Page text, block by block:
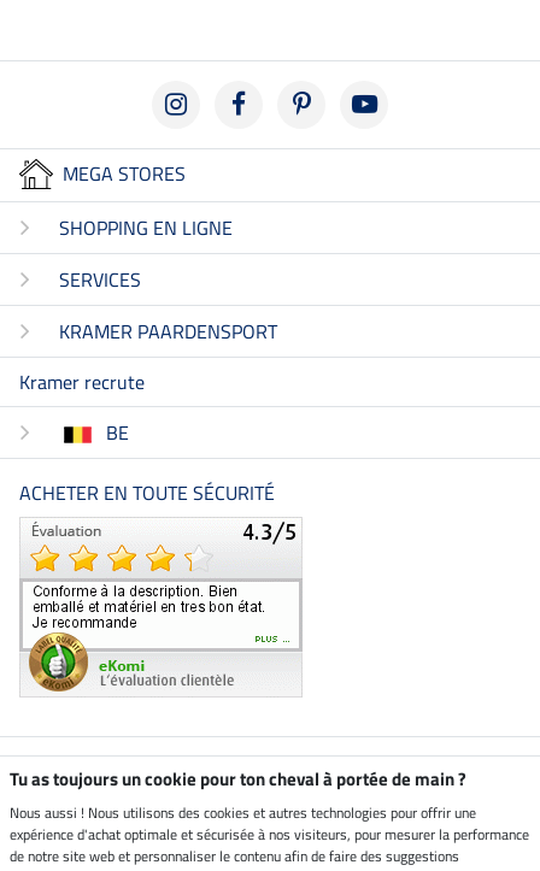
MEGA STORES
SHOPPING EN LIGNE
SERVICES
KRAMER PAARDENSPORT
Kramer recrute
BE
ACHETER EN TOUTE SÉCURITÉ
Boutique climatiquement
Livraison par
Tu as toujours un cookie pour ton cheval à portée de main ?
Nous aussi ! Nous utilisons des cookies et autres technologies pour offrir une
expérience d'achat optimale et sécurisée à nos visiteurs, pour mesurer la performance
de notre site web et personnaliser le contenu afin de faire des suggestions